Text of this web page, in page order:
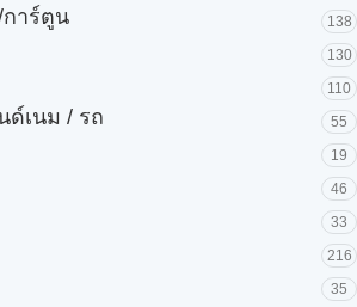
การ์ตูน 138
130
110
ด์เนม / รถ 55
19
46
33
216
35